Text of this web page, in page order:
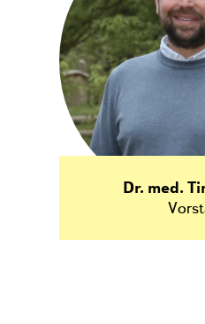
Dr. med.